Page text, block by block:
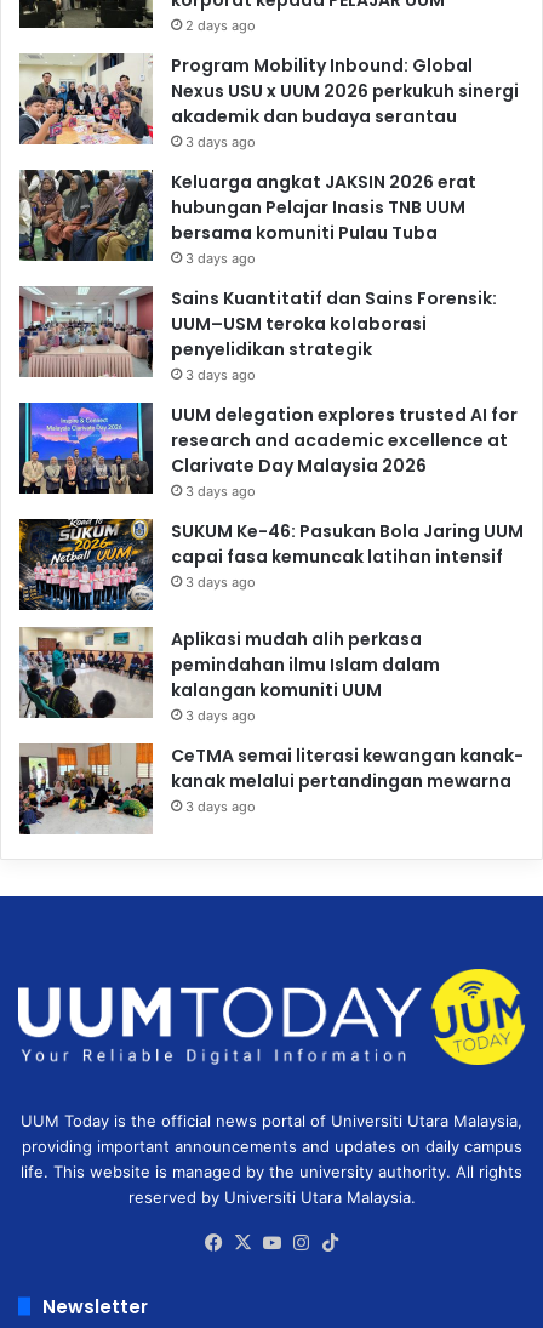
2 days ago
Program Mobility Inbound: Global
Nexus USU x UUM 2026 perkukuh sinergi
akademik dan budaya serantau
3 days ago
Keluarga angkat JAKSIN 2026 erat
hubungan Pelajar Inasis TNB UUM
bersama komuniti Pulau Tuba
3 days ago
Sains Kuantitatif dan Sains Forensik:
UUM–USM teroka kolaborasi
penyelidikan strategik
3 days ago
UUM delegation explores trusted AI for
research and academic excellence at
Clarivate Day Malaysia 2026
3 days ago
SUKUM Ke-46: Pasukan Bola Jaring UUM
capai fasa kemuncak latihan intensif
3 days ago
Aplikasi mudah alih perkasa
pemindahan ilmu Islam dalam
kalangan komuniti UUM
3 days ago
CeTMA semai literasi kewangan kanak-
kanak melalui pertandingan mewarna
3 days ago
UUM Today is the official news portal of Universiti Utara Malaysia,
providing important announcements and updates on daily campus
life. This website is managed by the university authority. All rights
reserved by Universiti Utara Malaysia.
Facebook
X YouTubeInstagram
Newsletter